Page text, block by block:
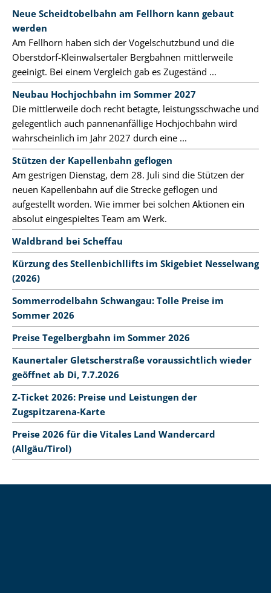
Neue Scheidtobelbahn am Fellhorn kann gebaut
werden
Am Fellhorn haben sich der Vogelschutzbund und die
Oberstdorf-Kleinwalsertaler Bergbahnen mittlerweile
geeinigt. Bei einem Vergleich gab es Zugeständ ...
Neubau Hochjochbahn im Sommer 2027
Die mittlerweile doch recht betagte, leistungsschwache und
gelegentlich auch pannenanfällige Hochjochbahn wird
wahrscheinlich im Jahr 2027 durch eine ...
Stützen der Kapellenbahn geflogen
Am gestrigen Dienstag, dem 28. Juli sind die Stützen der
neuen Kapellenbahn auf die Strecke geflogen und
aufgestellt worden. Wie immer bei solchen Aktionen ein
absolut eingespieltes Team am Werk.
Waldbrand bei Scheffau
Kürzung des Stellenbichllifts im Skigebiet Nesselwang
(2026)
Sommerrodelbahn Schwangau: Tolle Preise im
Sommer 2026
Preise Tegelbergbahn im Sommer 2026
Kaunertaler Gletscherstraße voraussichtlich wieder
geöffnet ab Di, 7.7.2026
Z-Ticket 2026: Preise und Leistungen der
Zugspitzarena-Karte
Preise 2026 für die Vitales Land Wandercard
(Allgäu/Tirol)